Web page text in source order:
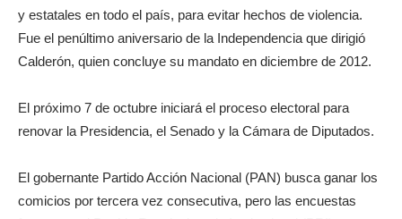
y estatales en todo el país, para evitar hechos de violencia.
Fue el penúltimo aniversario de la Independencia que dirigió
Calderón, quien concluye su mandato en diciembre de 2012.
El próximo 7 de octubre iniciará el proceso electoral para
renovar la Presidencia, el Senado y la Cámara de Diputados.
El gobernante Partido Acción Nacional (PAN) busca ganar los
comicios por tercera vez consecutiva, pero las encuestas